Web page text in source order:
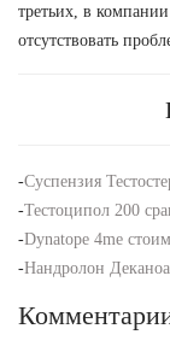
третьих, в
отсутствовать
-Суспензия
-Тестоципол 200
-Dynatope 4me
-Нандролон